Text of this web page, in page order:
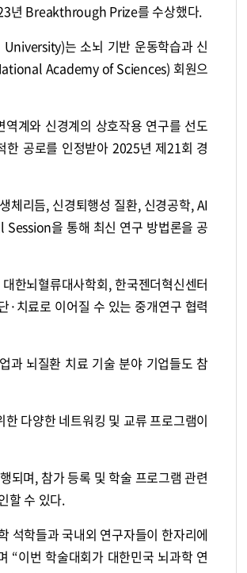
년 Breakthrough Prize를 수상했다.
는 소뇌 기반 운동학습과 신
Academy of Sciences) 회원으
와 신경계의 상호작용 연구를 선도
공로를 인정받아 2025년 제21회 경
체리듬, 신경퇴행성 질환, 신경공학, AI
을 통해 최신 연구 방법론을 공
한뇌혈류대사학회, 한국젠더혁신센터
·치료로 이어질 수 있는 중개연구 협력
뇌질환 치료 기술 분야 기업들도 참
다양한 네트워킹 및 교류 프로그램이
되며, 참가 등록 및 학술 프로그램 관련
할 수 있다.
석학들과 국내외 연구자들이 한자리에
“이번 학술대회가 대한민국 뇌과학 연